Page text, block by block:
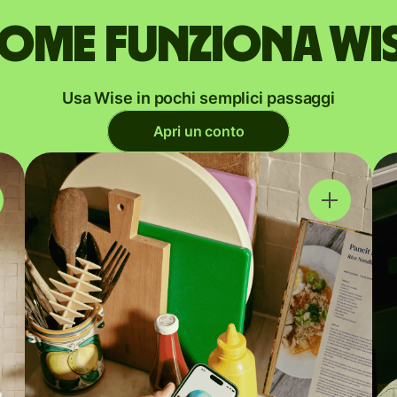
funziona
Usa Wise in pochi semplici passaggi
Apri un conto